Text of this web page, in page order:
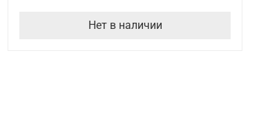
Нет в наличии